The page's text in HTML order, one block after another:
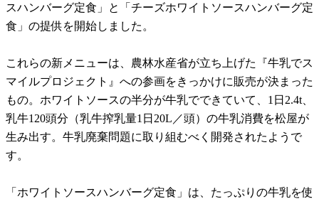
スハンバーグ定食」と「チーズホワイトソースハンバーグ定
食」の提供を開始しました。
これらの新メニューは、農林水産省が立ち上げた『牛乳でス
マイルプロジェクト』への参画をきっかけに販売が決まった
もの。ホワイトソースの半分が牛乳でできていて、1日2.4t、
乳牛120頭分（乳牛搾乳量1日20L／頭）の牛乳消費を松屋が
生み出す。牛乳廃棄問題に取り組むべく開発されたようで
す。
「ホワイトソースハンバーグ定食」は、たっぷりの牛乳を使